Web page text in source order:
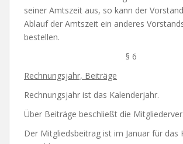
seiner Amtszeit aus, so kann der
Ablauf der Amtszeit ein anderes
bestellen.
§ 6
Rechnungsjahr, Beiträge
Rechnungsjahr ist das Kalenderjahr.
Über Beiträge beschließt die
Der Mitgliedsbeitrag ist im Januar für das